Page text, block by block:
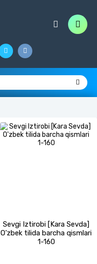
Sevgi Iztirobi [Kara Sevda]
O'zbek tilida barcha qismlari
1-160